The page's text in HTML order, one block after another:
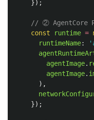
});
// ② AgentCore
const
runtime =
runtimeName: '
agentImage.
agentImage.
),
});